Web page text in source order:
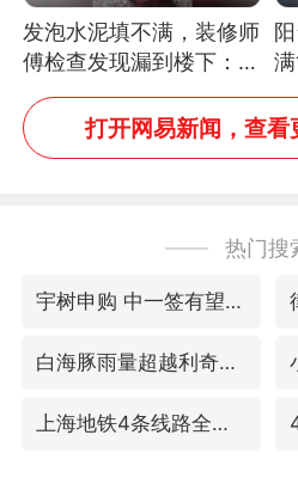
发泡水泥填不满，装修师
傅检查发现漏到楼下：出
风口未延伸到外墙
打开网易新闻，查看
热门搜
宇树申购 中一签有望赚20万元
白海豚雨量超越利奇马、巴威
上海地铁4条线路全线停运